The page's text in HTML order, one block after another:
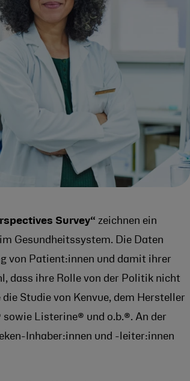
Survey“ zeichnen ein
Gesundheitssystem. Die Daten
von Patient:innen und damit ihrer
dass ihre Rolle von der Politik nicht
Studie von Kenvue, dem Hersteller
Listerine® und o.b.®. An der
Inhaber:innen und -leiter:innen